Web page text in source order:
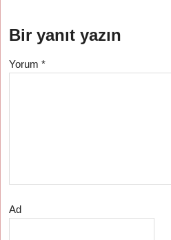
Bir yanıt yazın
Yorum*
Ad